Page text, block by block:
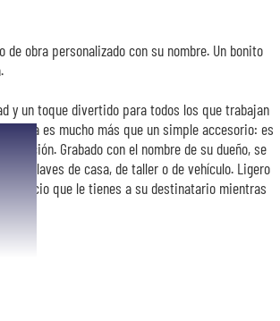
obra personalizado con su nombre. Un bonito
y un toque divertido para todos los que trabajan
es mucho más que un simple accesorio: es
Grabado con el nombre de su dueño, se
llaves de casa, de taller o de vehículo. Ligero
aprecio que le tienes a su destinatario mientras